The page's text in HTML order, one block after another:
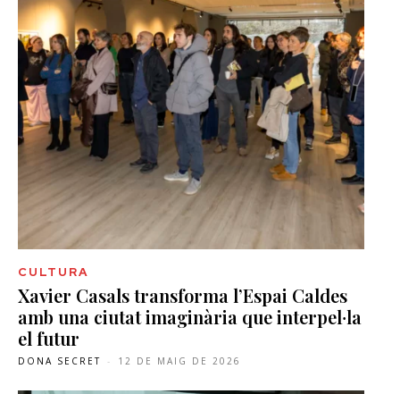
CULTURA
Xavier Casals transforma l’Espai Caldes
amb una ciutat imaginària que interpel·la
el futur
DONA SECRET - 12 DE MAIG DE 2026